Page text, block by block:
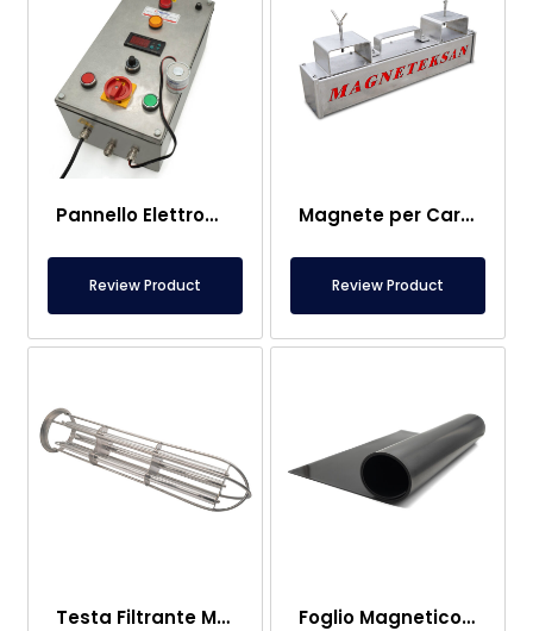
Pannello Elettromagnete
Review Product
Magnete per Carrelli Elevatori – Completamente Inossidabile – 10 cm Distanza Efficace – Rilascio Facile con Maniglia
Review Product
Testa Filtrante Magnetica a Sacchetto Foglio Magnetico – Da Calpestio – Sicuro per Alimenti